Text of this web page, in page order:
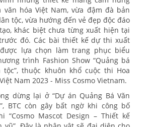
văn hóa Việt Nam, vừa đậm đà bản
tộc, vừa hướng đến vẻ đẹp độc đáo
khác biệt chưa từng xuất hiện tại
đó. Các bài thiết kế dự thi xuất
lựa chọn làm trang phục biểu
trình Fashion Show “Quảng bá
tộc”, thuộc khuôn khổ cuộc thi Hoa
Nam 2023 - Miss Cosmo Vietnam.
dừng lại ở “Dự án Quảng Bá Văn
BTC còn gây bất ngờ khi công bố
“Cosmo Mascot Design – Thiết kế